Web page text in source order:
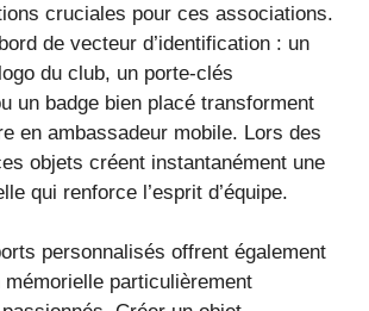
cruciales pour ces associations.
de vecteur d’identification : un
du club, un porte-clés
un badge bien placé transforment
en ambassadeur mobile. Lors des
objets créent instantanément une
qui renforce l’esprit d’équipe.
personnalisés offrent également
mémorielle particulièrement